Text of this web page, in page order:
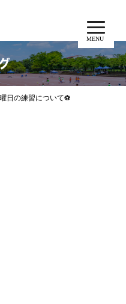
MENU
日の練習について⚽️